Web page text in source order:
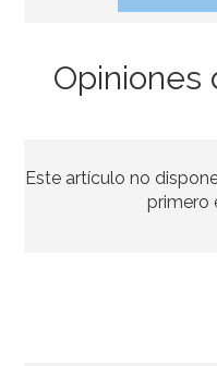
Opiniones
Este artículo no
primero